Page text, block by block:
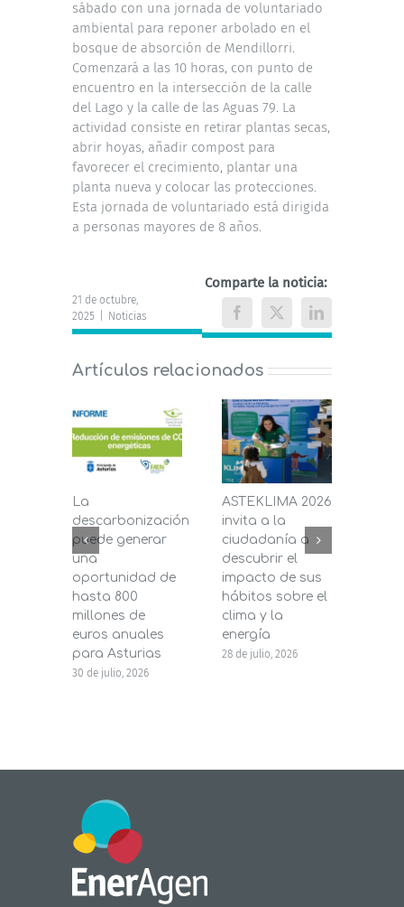
sábado con una jornada de voluntariado
ambiental para reponer arbolado en el
bosque de absorción de Mendillorri.
Comenzará a las 10 horas, con punto de
encuentro en la intersección de la calle
del Lago y la calle de las Aguas 79. La
actividad consiste en retirar plantas secas,
abrir hoyas, añadir compost para
favorecer el crecimiento, plantar una
planta nueva y colocar las protecciones.
Esta jornada de voluntariado está dirigida
a personas mayores de 8 años.
21 de octubre,
2025
Noticias
Comparte la noticia:
Facebook
X LinkedIn
Artículos relacionados
La
descarbonización
puede generar
una
oportunidad de
hasta 800
millones de
euros anuales
para Asturias
30 de julio, 2026
ASTEKLIMA 2026
invita a la
ciudadanía a
descubrir el
impacto de sus
hábitos sobre el
clima y la
energía
28 de julio, 2026